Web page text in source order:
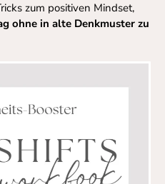
zum positiven Mindset,
ohne in alte Denkmuster zu